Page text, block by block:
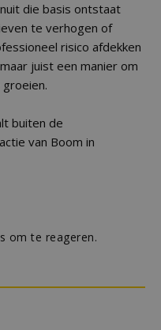
die basis ontstaat
te verhogen of
risico afdekken
juist een manier om
buiten de
van Boom in
te reageren.